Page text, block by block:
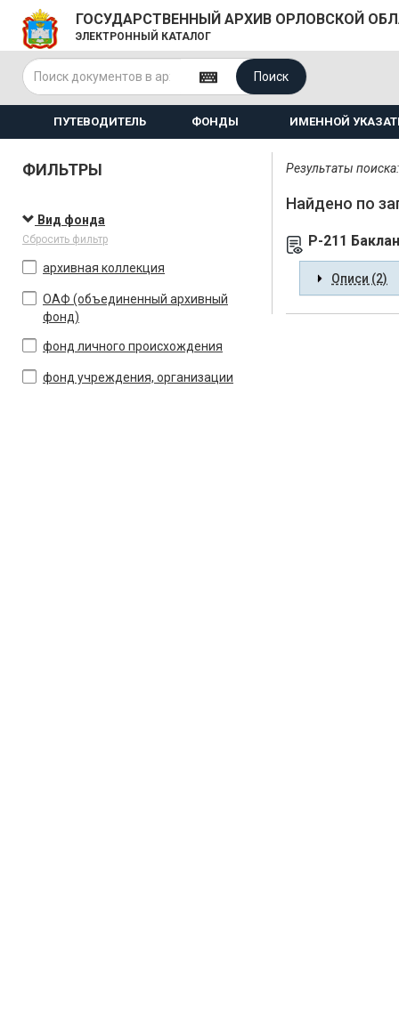
ГОСУДАРСТВЕННЫЙ АРХИВ ОРЛОВСКОЙ
ЭЛЕКТРОННЫЙ КАТАЛОГ
Поиск
ПУТЕВОДИТЕЛЬ ФОНДЫ ИМЕННОЙ
ФИЛЬТРЫ
Вид фонда
Сбросить фильтр
архивная коллекция
ОАФ (объединенный архивный
фонд)
фонд личного происхождения
фонд учреждения, организации
Результаты
Найдено по
Р-211
Описи (2)